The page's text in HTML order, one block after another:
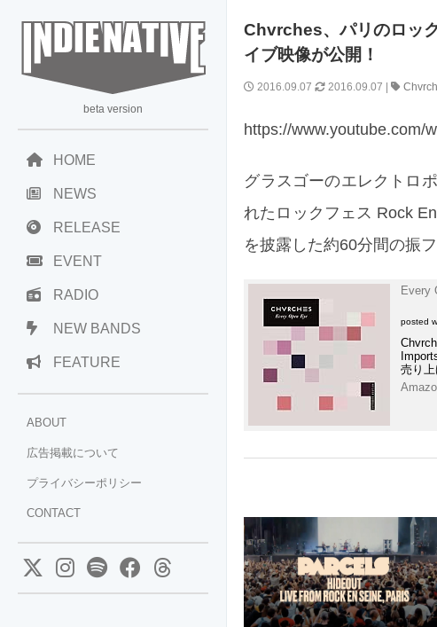
beta version
HOME
NEWS
RELEASE
EVENT
RADIO
NEW BANDS
FEATURE
ABOUT
広告掲載について
プライバシーポリシー
CONTACT
Chvrches、パリのロッ
イブ映像が公開！
2016.09.07 2016.09.07 |
https://www.youtube.com/
グラスゴーのエレクトロ
れたロックフェス Rock
を披露した約60分間の振
Every
posted
売り